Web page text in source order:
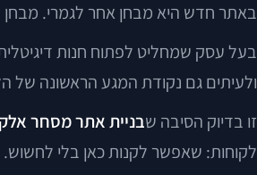
באתר חדש היא מבחן אחר לגמרי. מבחן
בעל עסק שמחליט לפתוח חנות
ולעיתים גם נקודת המגע הראשונה
זו בדיוק הסיבה שבניית אתר מסחר
לקוחות: שאפשר לקנות כאן בלי לחשוש.